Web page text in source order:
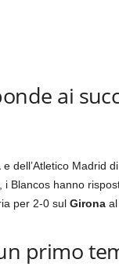
ai
e dell’Atletico Madrid
i Blancos hanno
per 2-0 sul Gironaal
primo